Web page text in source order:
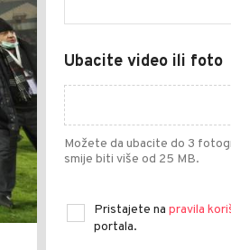
Ubacite video ili foto
Možete da ubacite do 3
smije biti više od 25 MB.
Pristajete na pravila
portala.